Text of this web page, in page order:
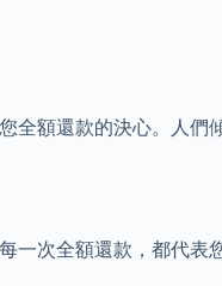
全額還款的決心。人們
一次全額還款，都代表